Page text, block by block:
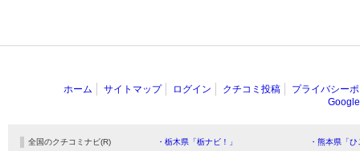
ホーム サイトマップ ログイン クチコミ投稿
プライバシー
全国のクチコミナビ(R) ・栃木県「栃ナビ！」 ・熊本県「